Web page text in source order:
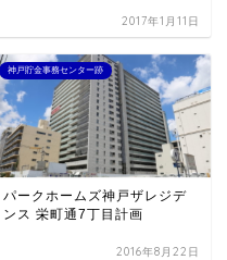
2017年1月11日
神戸貯金事務センター跡
パークホームズ神戸ザレジデ
ンス 栄町通7丁目計画
2016年8月22日